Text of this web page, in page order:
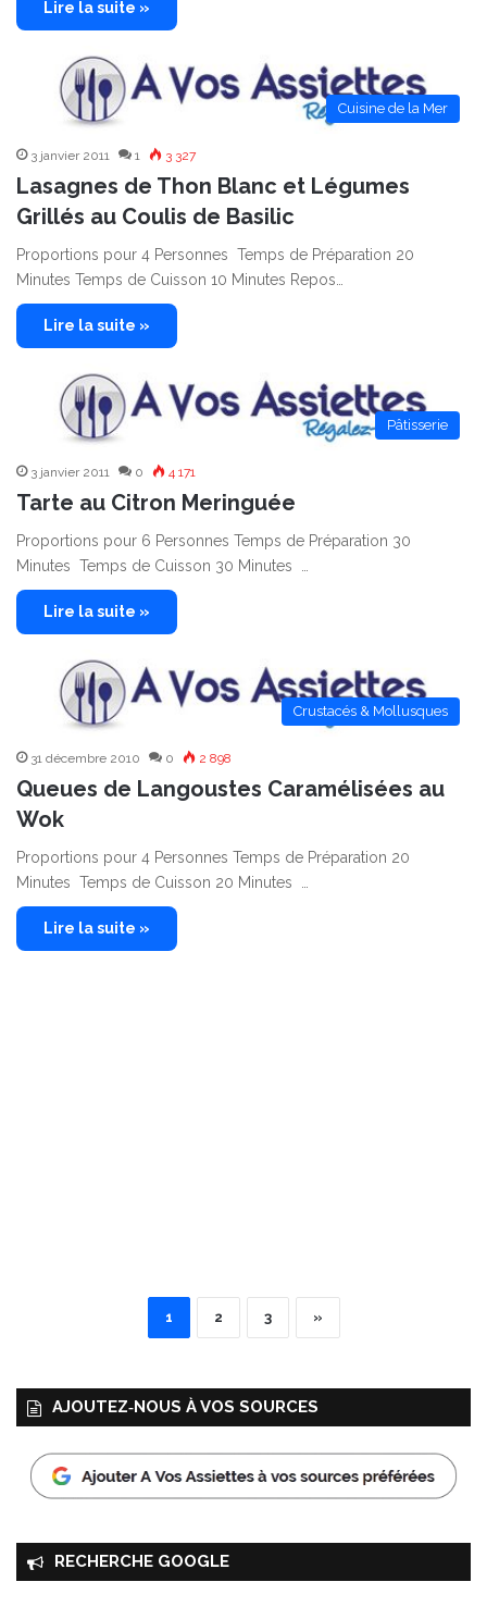
Lire la suite »
Cuisine de la Mer
3 janvier 2011 1 3 327
Lasagnes de Thon Blanc et Légumes
Grillés au Coulis de Basilic
Proportions pour 4 Personnes Temps de Préparation 20
Minutes Temps de Cuisson 10 Minutes Repos…
Lire la suite »
Pâtisserie
3 janvier 2011 0 4 171
Tarte au Citron Meringuée
Proportions pour 6 Personnes Temps de Préparation 30
Minutes Temps de Cuisson 30 Minutes …
Lire la suite »
Crustacés & Mollusques
31 décembre 2010 0 2 898
Queues de Langoustes Caramélisées au
Wok
Proportions pour 4 Personnes Temps de Préparation 20
Minutes Temps de Cuisson 20 Minutes …
Lire la suite »
1 2 3 »
AJOUTEZ‑NOUS À VOS SOURCES
RECHERCHE GOOGLE